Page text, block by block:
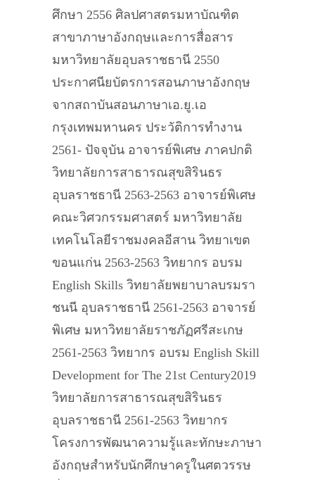
ศึกษา 2556 ศิลปศาสตรมหาบัณฑิต
สาขาภาษาอังกฤษและการสื่อสาร
มหาวิทยาลัยอุบลราชธานี 2550
ประกาศนียบัตรการสอนภาษาอังกฤษ
จากสถาบันสอนภาษาเอ.ยู.เอ
กรุงเทพมหานคร ประวัติการทำงาน
2561- ปัจจุบัน อาจารย์พิเศษ ภาคปกติ
วิทยาลัยการสาธารณสุขสิรินธร
อุบลราชธานี 2563-2563 อาจารย์พิเศษ
คณะวิศวกรรมศาสตร์ มหาวิทยาลัย
เทคโนโลยีราชมงคลอีสาน วิทยาเขต
ขอนแก่น 2563-2563 วิทยากร อบรม
English Skills วิทยาลัยพยาบาลบรมรา
ชนนี อุบลราชธานี 2561-2563 อาจารย์
พิเศษ มหาวิทยาลัยราชภัฏศรีสะเกษ
2561-2563 วิทยากร อบรม English Skill
Development for The 21st Century2019
วิทยาลัยการสาธารณสุขสิรินธร
อุบลราชธานี 2561-2563 วิทยากร
โครงการพัฒนาความรู้และทักษะภาษา
อังกฤษสำหรับนักศึกษาครูในศตวรรษ